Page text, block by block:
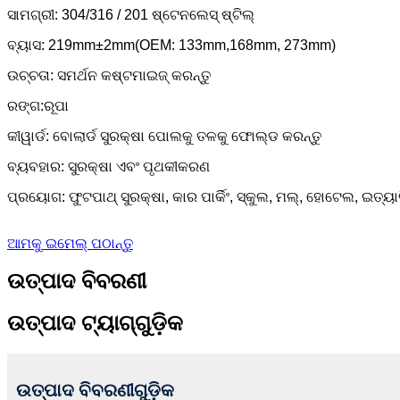
ସାମଗ୍ରୀ: 304/316 / 201 ଷ୍ଟେନଲେସ୍ ଷ୍ଟିଲ୍
ବ୍ୟାସ: 219mm±2mm(OEM: 133mm,168mm, 273mm)
ଉଚ୍ଚତା: ସମର୍ଥନ କଷ୍ଟମାଇଜ୍ କରନ୍ତୁ
ରଙ୍ଗ:ରୂପା
କୀୱାର୍ଡ: ବୋଲାର୍ଡ ସୁରକ୍ଷା ପୋଲକୁ ତଳକୁ ଫୋଲ୍ଡ କରନ୍ତୁ
ବ୍ୟବହାର: ସୁରକ୍ଷା ଏବଂ ପୃଥକୀକରଣ
ପ୍ରୟୋଗ: ଫୁଟପାଥ୍ ସୁରକ୍ଷା, କାର ପାର୍କିଂ, ସ୍କୁଲ, ମଲ୍, ହୋଟେଲ,
ଆମକୁ ଇମେଲ୍ ପଠାନ୍ତୁ
ଉତ୍ପାଦ ବିବରଣୀ
ଉତ୍ପାଦ ଟ୍ୟାଗ୍‌ଗୁଡ଼ିକ
ଉତ୍ପାଦ ବିବରଣୀଗୁଡ଼ିକ